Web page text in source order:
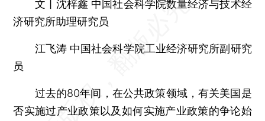
文丨沈梓鑫 中国社会科学院数量经济与技术经
济研究所助理研究员
江飞涛 中国社会科学院工业经济研究所副研究
员
过去的80年间，在公共政策领域，有关美国是
否实施过产业政策以及如何实施产业政策的争论始